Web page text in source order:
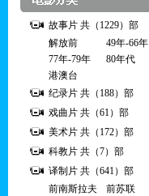
故事片 共（1229）部
解放前
49年-66年
77年-79年
80年代
港澳台
纪录片 共（188）部
戏曲片 共（61）部
美术片 共（172）部
科教片 共（7）部
译制片 共（641）部
前南斯拉夫
前苏联